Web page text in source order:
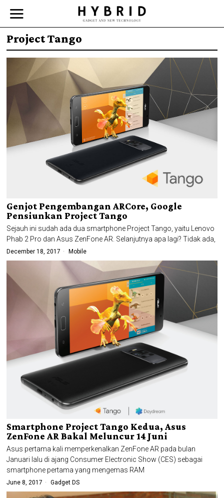
Project Tango
Genjot Pengembangan ARCore, Google
Pensiunkan Project Tango
Sejauh ini sudah ada dua smartphone Project Tango, yaitu Lenovo
Phab 2 Pro dan Asus ZenFone AR. Selanjutnya apa lagi? Tidak ada,
December 18, 2017 Mobile
Smartphone Project Tango Kedua, Asus
ZenFone AR Bakal Meluncur 14 Juni
Asus pertama kali memperkenalkan ZenFone AR pada bulan
Januari lalu di ajang Consumer Electronic Show (CES) sebagai
smartphone pertama yang mengemas RAM
June 8, 2017 Gadget DS